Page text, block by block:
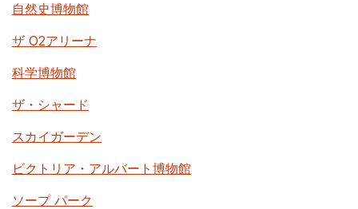
自然史博物館
ザ O2アリーナ
科学博物館
ザ・シャード
スカイガーデン
ビクトリア・アルバート博物館
ソープ パーク